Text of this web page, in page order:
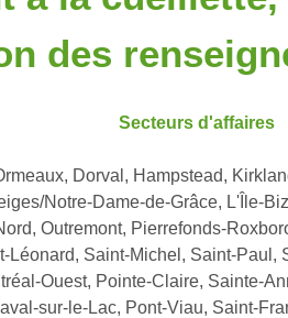
des
Secteurs d'affaires
Dorval, Hampstead,
Notre-Dame-de-Grâce, L'Île-
Outremont, Pierrefonds-
Saint-Michel, Saint-
Ouest, Pointe-Claire, Sainte-
sur-le-Lac, Pont-Viau, Saint-